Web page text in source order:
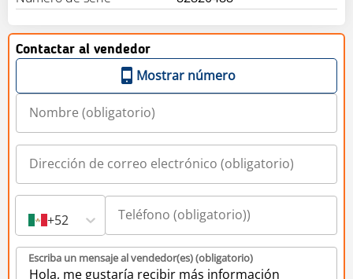
Contactar al vendedor
Mostrar número
+52
Escriba un mensaje al vendedor(es) (obligatorio)